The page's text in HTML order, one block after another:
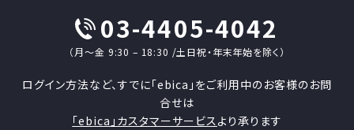
03-4405-4042
（月〜金 9:30 – 18:30 /土日祝・年末年始を除く）
ログイン方法など、すでに「ebica」をご利用中のお客様のお問
合せは
「ebica」カスタマーサービス より承ります